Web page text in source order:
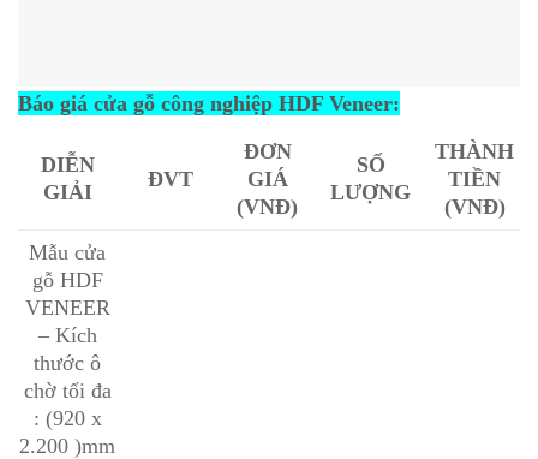
Báo giá cửa gỗ công nghiệp HDF Veneer:
DIỄN
GIẢI
ĐVT
ĐƠN
GIÁ
(VNĐ)
SỐ
LƯỢNG
THÀNH
TIỀN
(VNĐ)
Mẫu cửa
gỗ HDF
VENEER
– Kích
thước ô
chờ tối đa
: (920 x
2.200 )mm